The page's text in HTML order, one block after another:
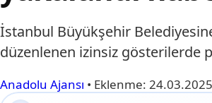
İstanbul Büyükşehir
düzenlenen izinsiz gösterilerde
Anadolu Ajansı • Eklenme: